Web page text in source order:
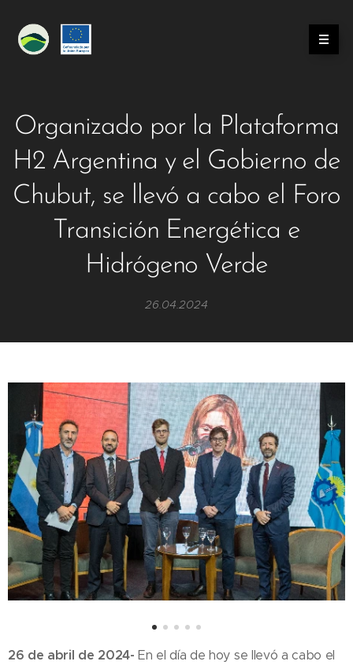
Organizado por la Plataforma
H2 Argentina y el Gobierno de
Chubut, se llevó a cabo el Foro
Transición Energética e
Hidrógeno Verde
26.04.2024
26 de abril de 2024- En el día de hoy se llevó a cabo el